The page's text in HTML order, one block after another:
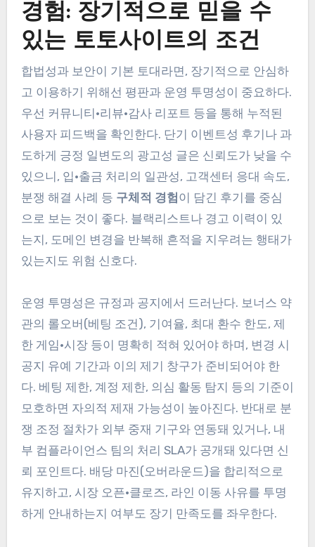
경험: 장기적으로 믿을 수
있는 토토사이트의 조건
합법성과 보안이 기본 토대라면, 장기적으로 안심하
고 이용하기 위해선 평판과 운영 투명성이 중요하다.
우선 커뮤니티·리뷰·감사 리포트 등을 통해 누적된
사용자 피드백을 확인한다. 단기 이벤트성 후기나 과
도하게 긍정 일변도의 광고성 글은 신뢰도가 낮을 수
있으니, 입·출금 처리의 일관성, 고객센터 응대 속도,
분쟁 해결 사례 등 구체적 경험이 담긴 후기를 중심
으로 보는 것이 좋다. 블랙리스트나 경고 이력이 있
는지, 도메인 변경을 반복해 흔적을 지우려는 행태가
있는지도 위험 신호다.
운영 투명성은 규정과 공지에서 드러난다. 보너스 약
관의 롤오버(베팅 조건), 기여율, 최대 환수 한도, 제
한 게임·시장 등이 명확히 적혀 있어야 하며, 변경 시
공지 유예 기간과 이의 제기 창구가 준비되어야 한
다. 베팅 제한, 계정 제한, 의심 활동 탐지 등의 기준이
모호하면 자의적 제재 가능성이 높아진다. 반대로 분
쟁 조정 절차가 외부 중재 기구와 연동돼 있거나, 내
부 컴플라이언스 팀의 처리 SLA가 공개돼 있다면 신
뢰 포인트다. 배당 마진(오버라운드)을 합리적으로
유지하고, 시장 오픈·클로즈, 라인 이동 사유를 투명
하게 안내하는지 여부도 장기 만족도를 좌우한다.